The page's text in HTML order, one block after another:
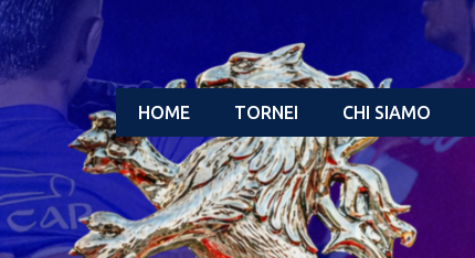
HOME TORNEI CHI SIAMO